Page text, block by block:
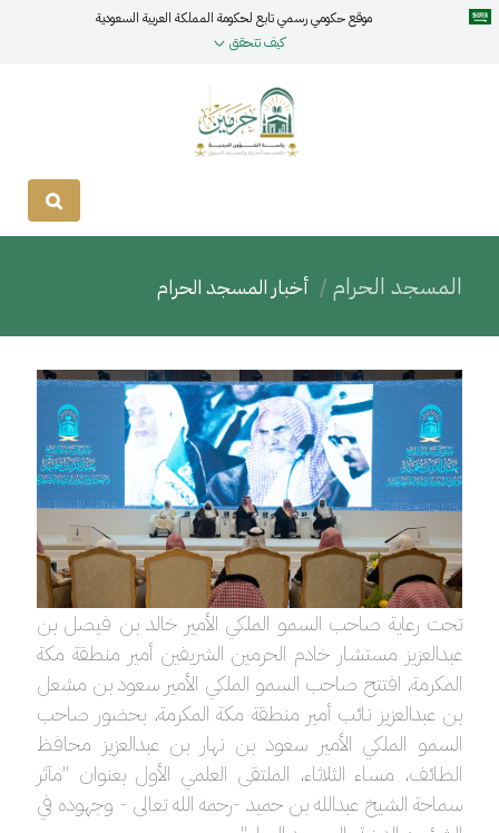
موقع حكومي رسمي تابع لحكومة المملكة العربية السعودية
كيف تتحقق
المسجد الحرام أخبار المسجد الحرام
تحت رعاية صاحب السمو الملكي الأمير خالد بن فيصل بن
عبدالعزيز مستشار خادم الحرمين الشريفين أمير منطقة مكة
المكرمة، افتتح صاحب السمو الملكي الأمير سعود بن مشعل
بن عبدالعزيز نائب أمير منطقة مكة المكرمة، بحضور صاحب
السمو الملكي الأمير سعود بن نهار بن عبدالعزيز محافظ
الطائف، مساء الثلاثاء، الملتقى العلمي الأول بعنوان "مآثر
سماحة الشيخ عبدالله بن حميد -رحمه الله تعالى - وجهوده في